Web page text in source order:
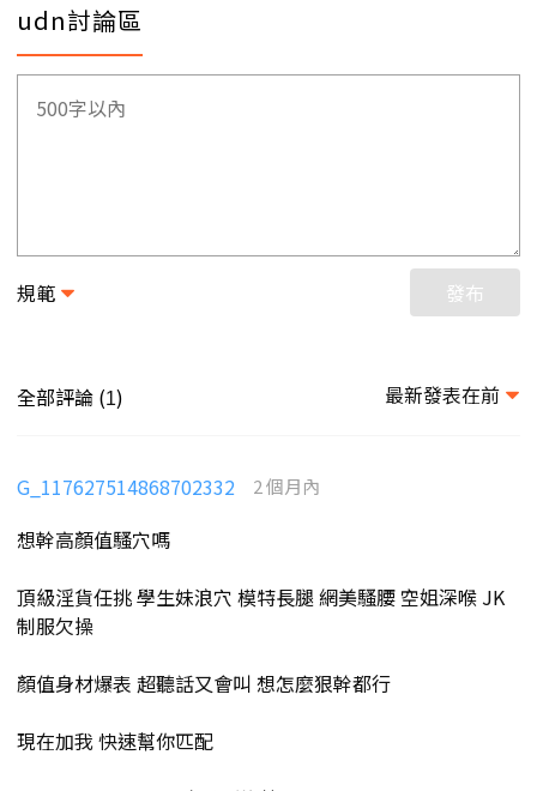
udn討論區
規範 發布
全部評論 (1) 最新發表在前
G_117627514868702332 2 個月內
想幹高顏值騷穴嗎
頂級淫貨任挑 學生妹浪穴 模特長腿 網美騷腰 空姐深喉 JK
制服欠操
顏值身材爆表 超聽話又會叫 想怎麼狠幹都行
現在加我 快速幫你匹配